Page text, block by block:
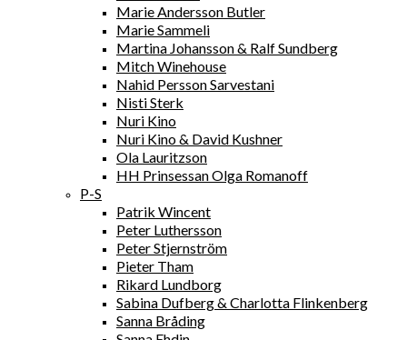
Marie Andersson Butler
Marie Sammeli
Martina Johansson & Ralf Sundberg
Mitch Winehouse
Nahid Persson Sarvestani
Nisti Sterk
Nuri Kino
Nuri Kino & David Kushner
Ola Lauritzson
HH Prinsessan Olga Romanoff
P-S
Patrik Wincent
Peter Luthersson
Peter Stjernström
Pieter Tham
Rikard Lundborg
Sabina Dufberg & Charlotta Flinkenberg
Sanna Bråding